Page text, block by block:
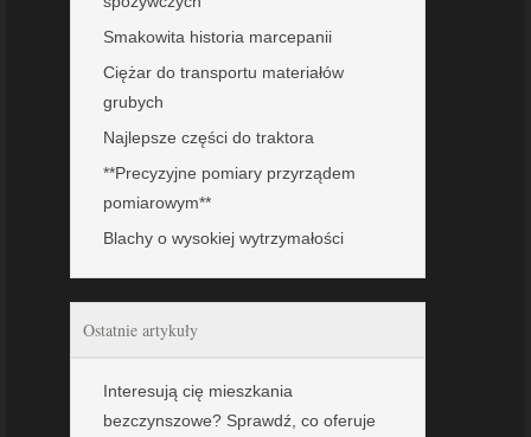
Smakowita historia marcepanii
Ciężar do transportu materiałów
grubych
Najlepsze części do traktora
**Precyzyjne pomiary przyrządem
pomiarowym**
Blachy o wysokiej wytrzymałości
Ostatnie artykuły
Interesują cię mieszkania
bezczynszowe? Sprawdź, co oferuje